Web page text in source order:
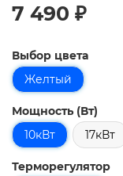
7 490 ₽
Выбор цвета
Желтый
Мощность (Вт)
10кВт
17кВт
Терморегулятор